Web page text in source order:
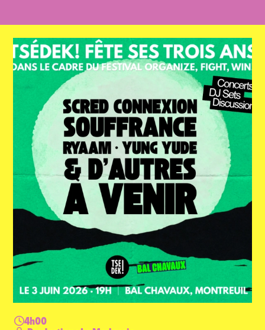
4h00
NEWSLETTER
RETROUVER VOS COMMANDES